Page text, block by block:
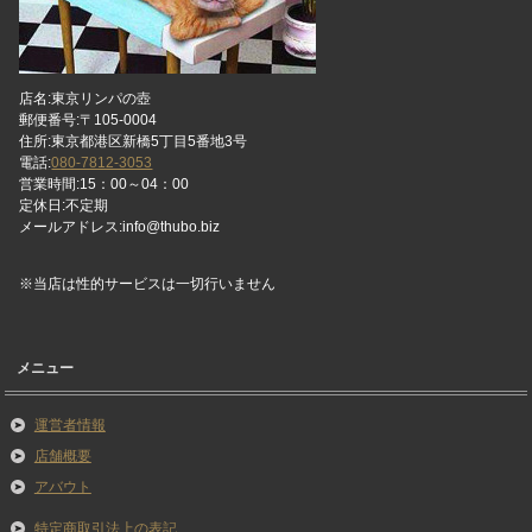
店名:東京リンパの壺
郵便番号:〒105-0004
住所:東京都港区新橋5丁目5番地3号
電話:080-7812-3053
営業時間:15：00～04：00
定休日:不定期
メールアドレス:info@thubo.biz
※当店は性的サービスは一切行いません
メニュー
運営者情報
店舗概要
アバウト
特定商取引法上の表記